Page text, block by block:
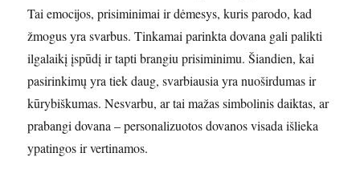
Tai emocijos, prisiminimai ir dėmesys, kuris parodo, kad
žmogus yra svarbus. Tinkamai parinkta dovana gali palikti
ilgalaikį įspūdį ir tapti brangiu prisiminimu. Šiandien, kai
pasirinkimų yra tiek daug, svarbiausia yra nuoširdumas ir
kūrybiškumas. Nesvarbu, ar tai mažas simbolinis daiktas, ar
prabangi dovana – personalizuotos dovanos visada išlieka
ypatingos ir vertinamos.